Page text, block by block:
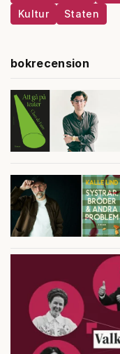
Kultur
Staten
bokrecension